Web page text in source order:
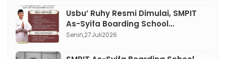
Usbu’ Ruhy Resmi Dimulai, SMPIT
As-Syifa Boarding School
Jalancagak Perkuat Spiritualitas
Senin,27Juli2026